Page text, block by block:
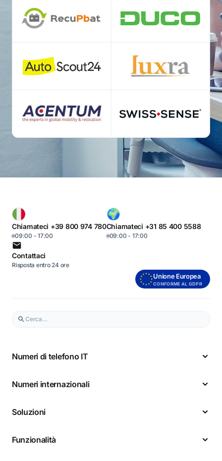
Chiamateci +39 800 974 780
09:00 - 17:00
Chiamateci +31 85 400 5588
09:00 - 17:00
Contattaci
Risposta entro 24 ore
Unione Europea
CONFORME AL GDPR
Numeri di telefono IT
Numeri internazionali
Soluzioni
Funzionalità